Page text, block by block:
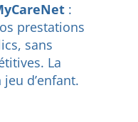
:
prestations
sans
La
d’enfant.